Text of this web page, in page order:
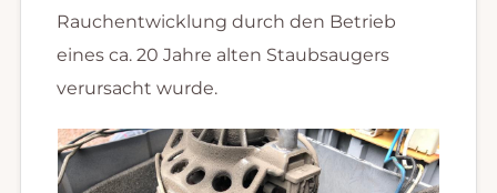
Rauchentwicklung durch den Betrieb
eines ca. 20 Jahre alten Staubsaugers
verursacht wurde.